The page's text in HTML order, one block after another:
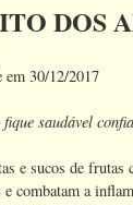
DOS
em 30/12/2017
saudável
e sucos de frutas
combatam a